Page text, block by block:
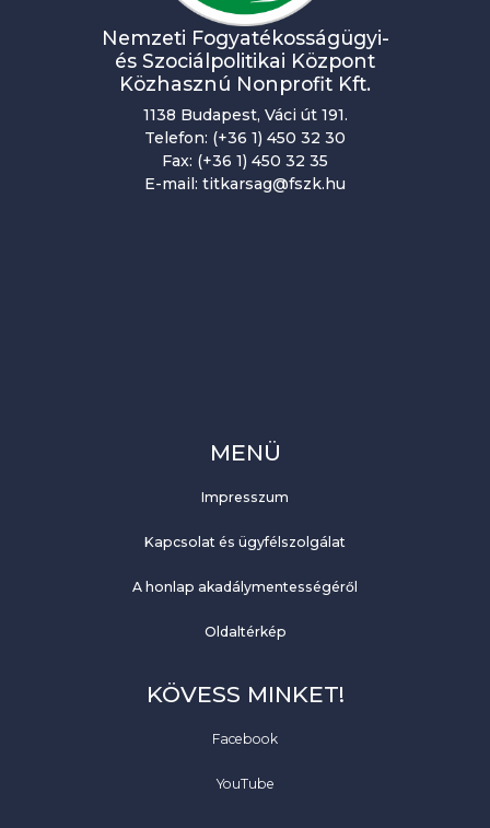
Nemzeti Fogyatékosságügyi-
és Szociálpolitikai Központ
Közhasznú Nonprofit Kft.
1138 Budapest, Váci út 191.
Telefon: (+36 1) 450 32 30
Fax: (+36 1) 450 32 35
E-mail: titkarsag@fszk.hu
MENÜ
Impresszum
Kapcsolat és ügyfélszolgálat
A honlap akadálymentességéről
Oldaltérkép
KÖVESS MINKET!
Facebook
YouTube